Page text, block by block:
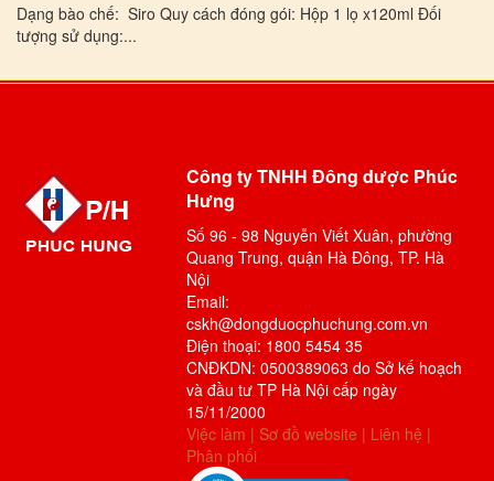
Dạng bào chế: Siro Quy cách đóng gói: Hộp 1 lọ x120ml Đối
tượng sử dụng:...
Công ty TNHH Đông dược Phúc
Hưng
Số 96 - 98 Nguyễn Viết Xuân, phường
Quang Trung, quận Hà Đông, TP. Hà
Nội
Email:
cskh@dongduocphuchung.com.vn
Điện thoại: 1800 5454 35
CNĐKDN: 0500389063 do Sở kế hoạch
và đầu tư TP Hà Nội cấp ngày
15/11/2000
Việc làm | Sơ đồ website | Liên hệ |
Phân phối